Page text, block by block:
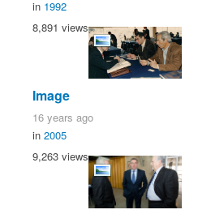
in 1992
8,891 views
Image
16 years ago
in 2005
9,263 views